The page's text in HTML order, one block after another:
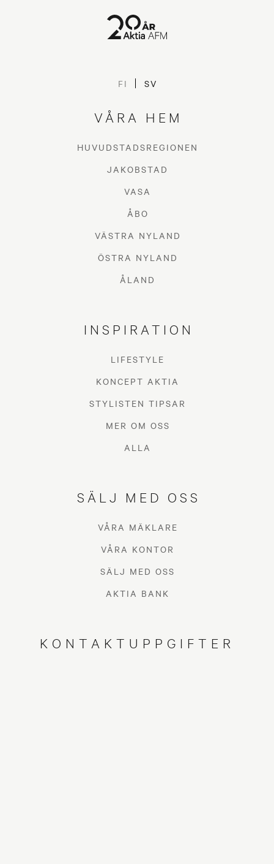
FI SV
VÅRA HEM
HUVUDSTADSREGIONEN
JAKOBSTAD
VASA
ÅBO
VÄSTRA NYLAND
ÖSTRA NYLAND
ÅLAND
INSPIRATION
LIFESTYLE
KONCEPT AKTIA
STYLISTEN TIPSAR
MER OM OSS
ALLA
SÄLJ MED OSS
VÅRA MÄKLARE
VÅRA KONTOR
SÄLJ MED OSS
AKTIA BANK
KONTAKTUPPGIFTER